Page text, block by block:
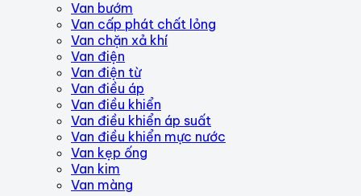
Van bướm
Van cấp phát chất lỏng
Van chặn xả khí
Van điện
Van điện từ
Van điều áp
Van điều khiển
Van điều khiển áp suất
Van điều khiển mực nước
Van kẹp ống
Van kim
Van màng